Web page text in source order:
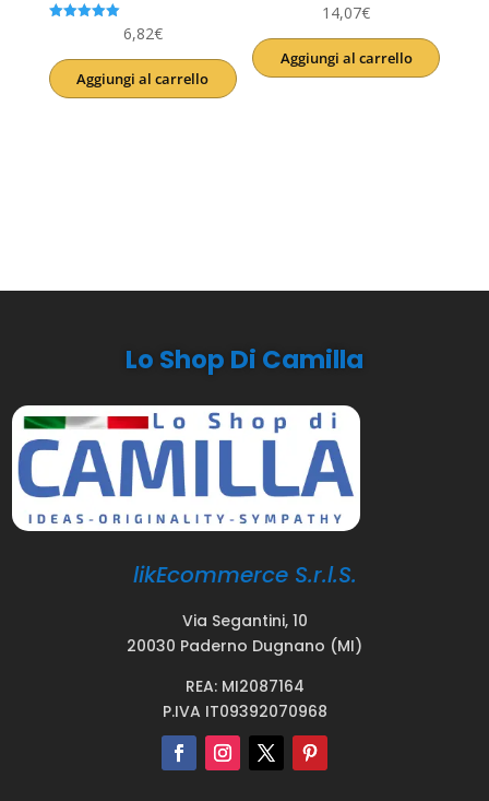
6,82€
Aggiungi al carrello
14,07€
Aggiungi al carrello
Lo Shop Di Camilla
likEcommerce S.r.l.S.
Via Segantini, 10
20030 Paderno Dugnano (MI)
REA: MI2087164
P.IVA IT09392070968